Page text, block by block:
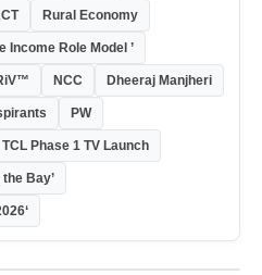
Rural Economy
Income Role Model ’
NCC Dheeraj Manjheri
PW
TCL Phase 1 TV Launch
Bay’